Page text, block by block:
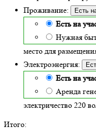
Проживание:
Есть
Есть на
Нужная
место для
Электроэнергия:
Есть на
Аренда
электричество 220
Итого: